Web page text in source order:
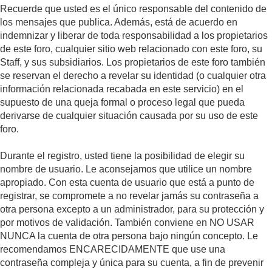
Recuerde que usted es el único responsable del contenido de
los mensajes que publica. Además, está de acuerdo en
indemnizar y liberar de toda responsabilidad a los propietarios
de este foro, cualquier sitio web relacionado con este foro, su
Staff, y sus subsidiarios. Los propietarios de este foro también
se reservan el derecho a revelar su identidad (o cualquier otra
información relacionada recabada en este servicio) en el
supuesto de una queja formal o proceso legal que pueda
derivarse de cualquier situación causada por su uso de este
foro.
Durante el registro, usted tiene la posibilidad de elegir su
nombre de usuario. Le aconsejamos que utilice un nombre
apropiado. Con esta cuenta de usuario que está a punto de
registrar, se compromete a no revelar jamás su contraseña a
otra persona excepto a un administrador, para su protección y
por motivos de validación. También conviene en NO USAR
NUNCA la cuenta de otra persona bajo ningún concepto. Le
recomendamos ENCARECIDAMENTE que use una
contraseña compleja y única para su cuenta, a fin de prevenir